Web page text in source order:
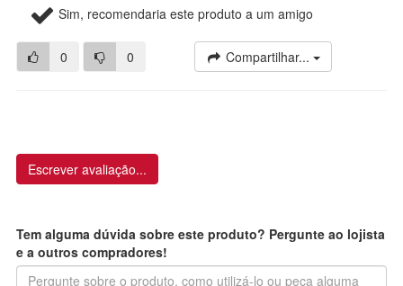
Sim, recomendaria este produto a um amigo
0 0 Compartilhar...
Escrever avaliação...
Tem alguma dúvida sobre este produto? Pergunte ao lojista
e a outros compradores!